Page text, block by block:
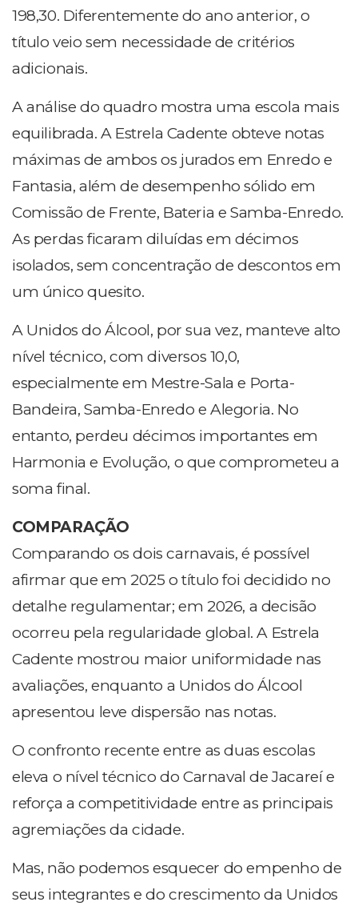
198,30. Diferentemente do ano anterior, o
título veio sem necessidade de critérios
adicionais.
A análise do quadro mostra uma escola mais
equilibrada. A Estrela Cadente obteve notas
máximas de ambos os jurados em Enredo e
Fantasia, além de desempenho sólido em
Comissão de Frente, Bateria e Samba-Enredo.
As perdas ficaram diluídas em décimos
isolados, sem concentração de descontos em
um único quesito.
A Unidos do Álcool, por sua vez, manteve alto
nível técnico, com diversos 10,0,
especialmente em Mestre-Sala e Porta-
Bandeira, Samba-Enredo e Alegoria. No
entanto, perdeu décimos importantes em
Harmonia e Evolução, o que comprometeu a
soma final.
COMPARAÇÃO
Comparando os dois carnavais, é possível
afirmar que em 2025 o título foi decidido no
detalhe regulamentar; em 2026, a decisão
ocorreu pela regularidade global. A Estrela
Cadente mostrou maior uniformidade nas
avaliações, enquanto a Unidos do Álcool
apresentou leve dispersão nas notas.
O confronto recente entre as duas escolas
eleva o nível técnico do Carnaval de Jacareí e
reforça a competitividade entre as principais
agremiações da cidade.
Mas, não podemos esquecer do empenho de
seus integrantes e do crescimento da Unidos